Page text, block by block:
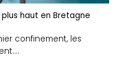
haut en Bretagne
confinement, les